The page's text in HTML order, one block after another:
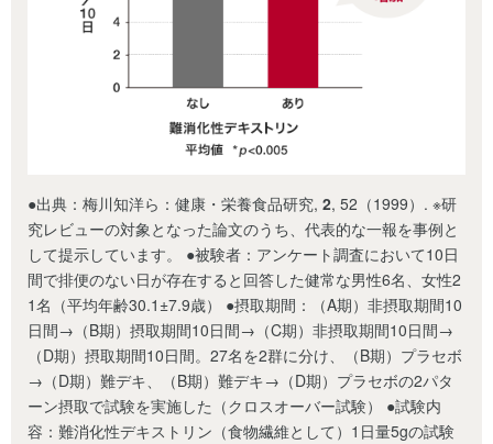
●出典：梅川知洋ら：健康・栄養食品研究, 2, 52（1999）. ※研
究レビューの対象となった論文のうち、代表的な一報を事例と
して提示しています。 ●被験者：アンケート調査において10日
間で排便のない日が存在すると回答した健常な男性6名、女性2
1名（平均年齢30.1±7.9歳） ●摂取期間：（A期）非摂取期間10
日間→（B期）摂取期間10日間→（C期）非摂取期間10日間→
（D期）摂取期間10日間。27名を2群に分け、（B期）プラセボ
→（D期）難デキ、（B期）難デキ→（D期）プラセボの2パタ
ーン摂取で試験を実施した（クロスオーバー試験） ●試験内
容：難消化性デキストリン（食物繊維として）1日量5gの試験